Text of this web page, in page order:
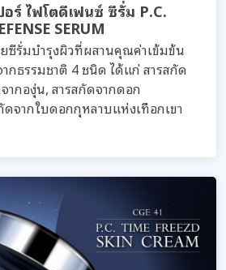
ร์ ไฟโตดีเฟนซ์ ซีรั่ม P.C.
SERUM
ซีรั่มบำรุงผิวที่ผสานคุณค่าเข้มข้น
กธรรมชาติ 4 ชนิด ได้แก่ สารสกัด
ากองุ่น, สารสกัดจากดอก
ดจากใบดอกกุหลาบแห่งเทือกเขา